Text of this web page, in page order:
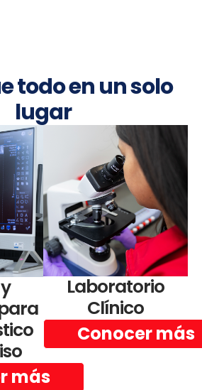
todo en un solo
lugar
más
Laboratorio
Clínico
Conocer más